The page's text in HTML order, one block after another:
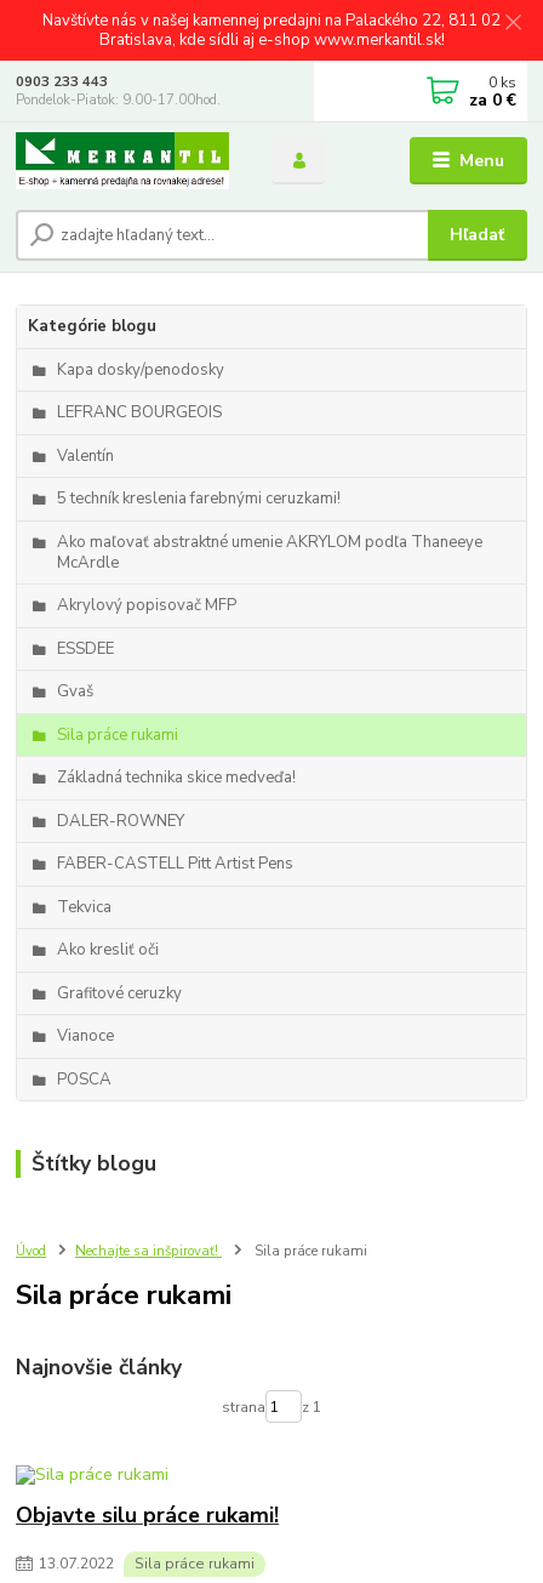
Navštívte nás v našej kamennej predajni na Palackého 22, 811 02
Bratislava, kde sídli aj e-shop www.merkantil.sk!
Menu
Hľadať
0903 233 443
Pondelok-Piatok: 9.00-17.00hod.
0 ks
za 0 €
Kategórie blogu
Kapa dosky/penodosky
LEFRANC BOURGEOIS
Valentín
5 techník kreslenia farebnými ceruzkami!
Ako maľovať abstraktné umenie AKRYLOM podľa Thaneeye
McArdle
Akrylový popisovač MFP
ESSDEE
Gvaš
Sila práce rukami
Základná technika skice medveďa!
DALER-ROWNEY
FABER-CASTELL Pitt Artist Pens
Tekvica
Ako kresliť oči
Grafitové ceruzky
Vianoce
POSCA
Štítky blogu
Úvod Nechajte sa inšpirovať! Sila práce rukami
Sila práce rukami
Najnovšie články
strana z 1
Objavte silu práce rukami!
13.07.2022 Sila práce rukami